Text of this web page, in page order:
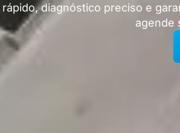
rápido, diagnóstico preciso e
agende